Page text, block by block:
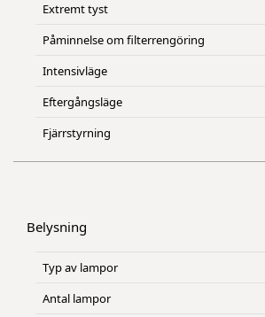
Extremt tyst
Påminnelse om filterrengöring
Intensivläge
Eftergångsläge
Fjärrstyrning
Belysning
Typ av lampor
Antal lampor